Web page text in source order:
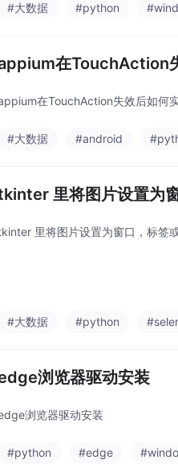
#大数据 #python
在TouchAction
在TouchAction失效后如何
#大数据 #android
里将图片设置为
里将图片设置为窗口，标签
#大数据 #python
浏览器驱动安装
浏览器驱动安装
#python #edge